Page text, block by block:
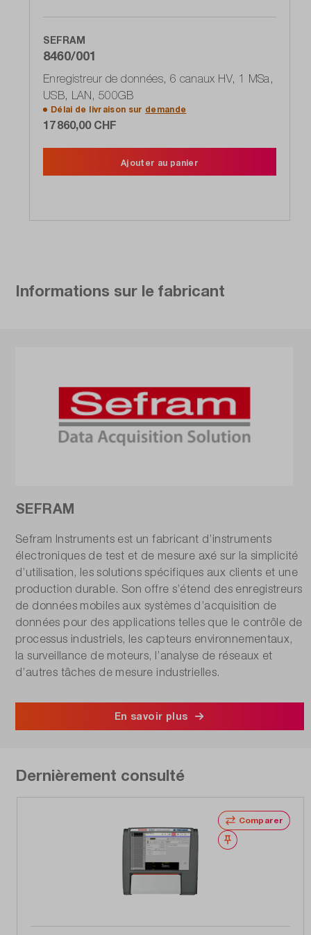
SEFRAM
8460/001
Enregistreur de données, 6 canaux HV, 1 MSa,
USB, LAN, 500GB
Délai de livraison sur demande
17 860,00 CHF
Ajouter au panier
Informations sur le fabricant
SEFRAM
Sefram Instruments est un fabricant d’instruments
électroniques de test et de mesure axé sur la simplicité
d’utilisation, les solutions spécifiques aux clients et une
production durable. Son offre s’étend des enregistreurs
de données mobiles aux systèmes d’acquisition de
données pour des applications telles que le contrôle de
processus industriels, les capteurs environnementaux,
la surveillance de moteurs, l’analyse de réseaux et
d’autres tâches de mesure industrielles.
En savoir plus
Dernièrement consulté
Comparer
Noter